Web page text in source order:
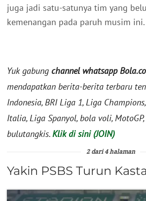
juga jadi satu-satunya tim yang
kemenangan pada paruh musim ini.
Yuk gabung channel whatsapp
mendapatkan berita-berita terbaru
Indonesia, BRI Liga 1, Liga
Italia, Liga Spanyol, bola voli,
bulutangkis.Klik di sini (JOIN)
2 dari 4 halaman
Yakin PSBS Turun Kasta